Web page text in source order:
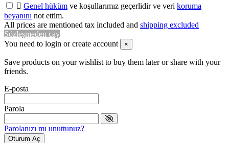
 Genel hüküm ve koşullarımız geçerlidir ve veri koruma
beyanını not ettim.
All prices are mentioned tax included and shipping excluded
Sözleşmeden cay
You need to login or create account
×
Save products on your wishlist to buy them later or share with your
friends.
E-posta
Parola
Parolanızı mı unuttunuz?
Oturum Aç